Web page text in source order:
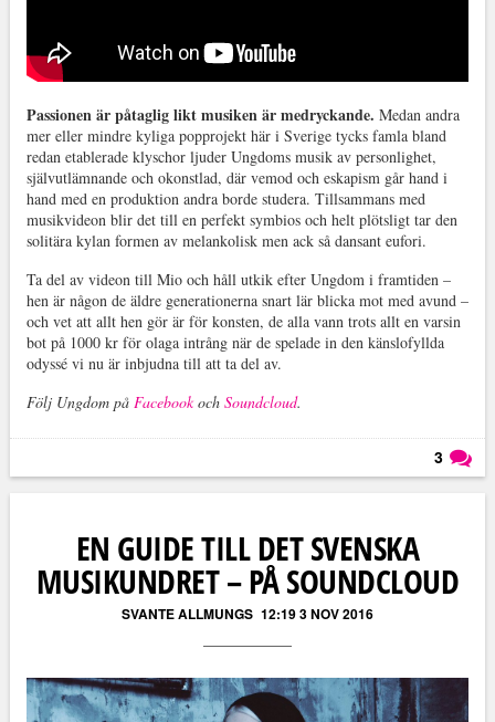
Passionen är påtaglig likt musiken är medryckande. Medan andra
mer eller mindre kyliga popprojekt här i Sverige tycks famla bland
redan etablerade klyschor ljuder Ungdoms musik av personlighet,
självutlämnande och okonstlad, där vemod och eskapism går hand i
hand med en produktion andra borde studera. Tillsammans med
musikvideon blir det till en perfekt symbios och helt plötsligt tar den
solitära kylan formen av melankolisk men ack så dansant eufori.
Ta del av videon till Mio och håll utkik efter Ungdom i framtiden –
hen är någon de äldre generationerna snart lär blicka mot med avund –
och vet att allt hen gör är för konsten, de alla vann trots allt en varsin
bot på 1000 kr för olaga intrång när de spelade in den känslofyllda
odyssé vi nu är inbjudna till att ta del av.
Följ Ungdom på Facebookoch Soundcloud.
3
EN GUIDE TILL DET SVENSKA
MUSIKUNDRET – PÅ SOUNDCLOUD
SVANTE ALLMUNGS 12:19 3 NOV 2016